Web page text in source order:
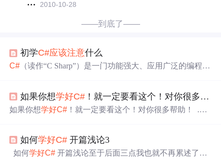
2010-10-28
——到底了——
初学C#应该注意什么
C# （读作“C Sharp”）是一门功能强大、应用广泛的编程语
arin）以及企业级后端服务等领域。对于初学者来说，C#
语法相对友好，开发环境（如Visual Studio）功能强大，是
点，帮助你少走弯路，快速入门。
如果你想学好C# ！就一定要看这个！对你很多帮助！
如果你想学好C# ！就一定要看这个！对你很多帮助！ .把
迷惑——他们都是集成开发环境，而我们要学的是一门语
言； .不要放过任何一个看上去很简单的小编程问题——
如何学好C# 开篇浅论3
如何学好C# 开篇浅论至于后面三点我也就不再累述了。